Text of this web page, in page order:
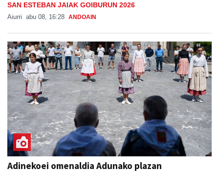
SAN ESTEBAN JAIAK GOIBURUN 2026
Aiurri abu 08, 16:28 ANDOAIN
Adinekoei omenaldia Adunako plazan